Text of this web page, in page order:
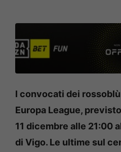
I convocati dei
Europa League,
11 dicembre alle 21:00
di Vigo. Le ultime sul